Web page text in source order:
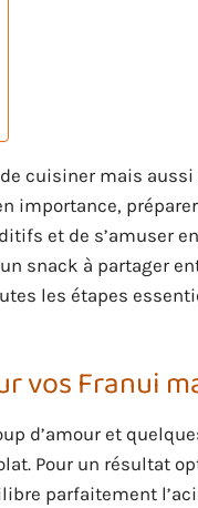
cuisiner mais
importance,
et de s’amuser en
snack à partager
les étapes
vos Franui
d’amour et
Pour un résultat
parfaitement